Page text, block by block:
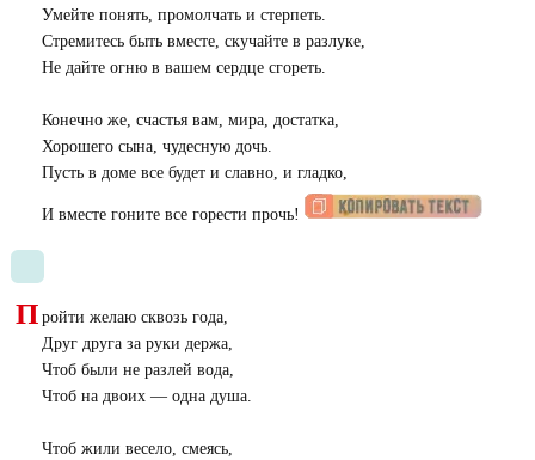
Умейте понять, промолчать и стерпеть.
Стремитесь быть вместе, скучайте в разлуке,
Не дайте огню в вашем сердце сгореть.
Конечно же, счастья вам, мира, достатка,
Хорошего сына, чудесную дочь.
Пусть в доме все будет и славно, и гладко,
И вместе гоните все горести прочь!
П ройти желаю сквозь года,
Друг друга за руки держа,
Чтоб были не разлей вода,
Чтоб на двоих — одна душа.
Чтоб жили весело, смеясь,